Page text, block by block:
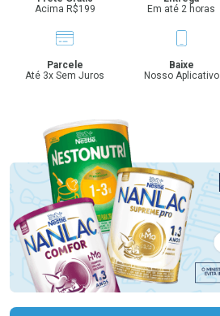
Acima R$199
Em até 2 horas
Parcele
Até 3x Sem Juros
Baixe
Nosso Aplicativo